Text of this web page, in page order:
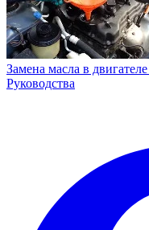
Замена масла в
Руководства